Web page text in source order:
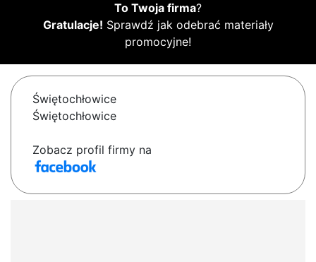
To Twoja firma?
Gratulacje! Sprawdź jak odebrać materiały
promocyjne!
Świętochłowice
Świętochłowice
Zobacz profil firmy na